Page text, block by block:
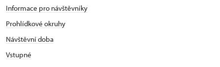
Informace pro návštěvníky
Prohlídkové okruhy
Návštěvní doba
Vstupné